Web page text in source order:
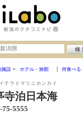
施設 ホテル・旅館 何食べる
テラドマリニホンカイ
寺泊日本海
75-5555